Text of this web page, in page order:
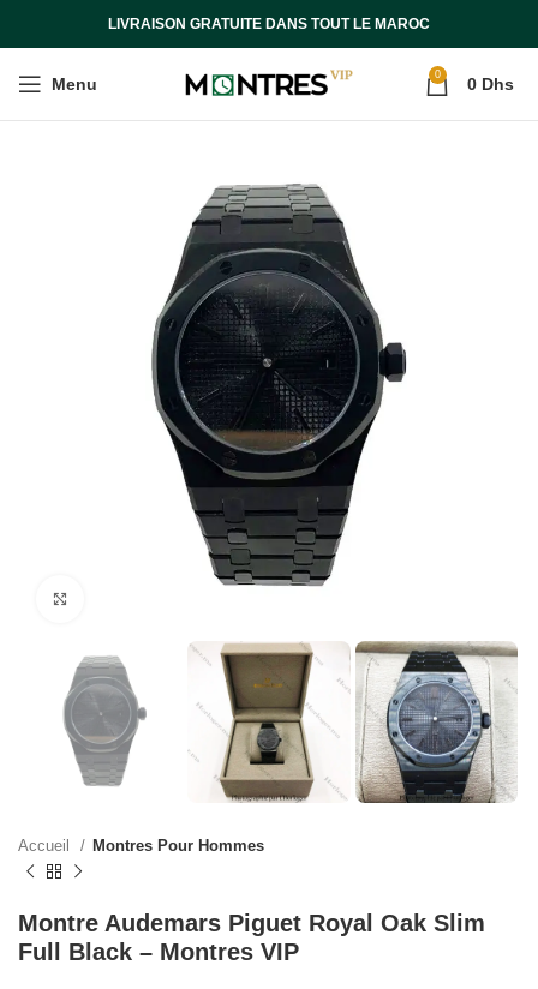
LIVRAISON GRATUITE DANS TOUT LE MAROC
Menu 0 0 Dhs
Accueil Montres Pour Hommes
Montre Audemars Piguet Royal Oak Slim
Full Black – Montres VIP